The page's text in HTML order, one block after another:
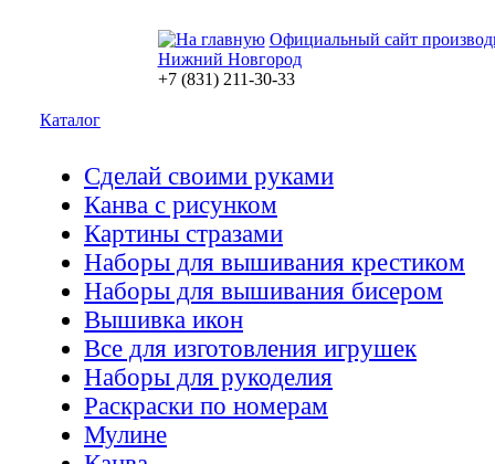
Официальный сайт
Нижний Новгород
+7 (831) 211-30-33
Каталог
Сделай своими руками
Канва с рисунком
Картины стразами
Наборы для вышивания крестиком
Наборы для вышивания бисером
Вышивка икон
Все для изготовления игрушек
Наборы для рукоделия
Раскраски по номерам
Мулине